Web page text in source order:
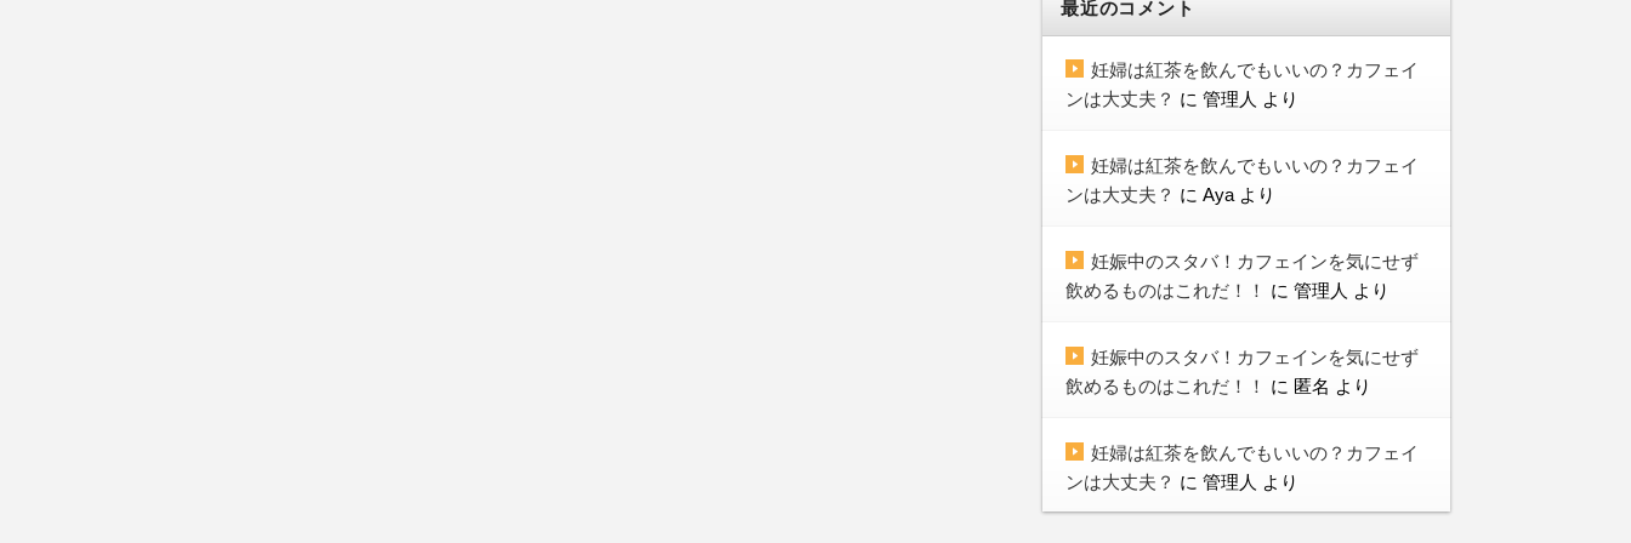
最近のコメント
妊婦は紅茶を飲んでもいいの？カフェイ
ンは大丈夫？ に 管理人 より
妊婦は紅茶を飲んでもいいの？カフェイ
ンは大丈夫？ に Aya より
妊娠中のスタバ！カフェインを気にせず
飲めるものはこれだ！！
に 管理人 より
妊娠中のスタバ！カフェインを気にせず
飲めるものはこれだ！！
に 匿名 より
妊婦は紅茶を飲んでもいいの？カフェイ
ンは大丈夫？ に 管理人 より